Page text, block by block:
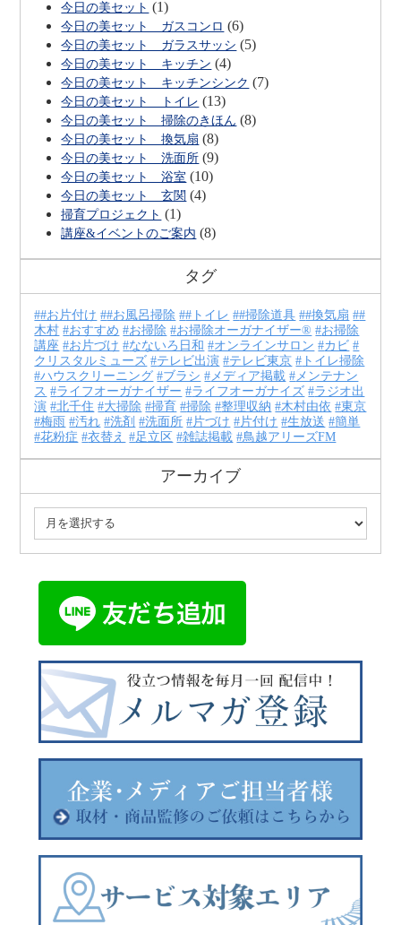
今日の美セット (1)
今日の美セット ガスコンロ (6)
今日の美セット ガラスサッシ (5)
今日の美セット キッチン (4)
今日の美セット キッチンシンク (7)
今日の美セット トイレ (13)
今日の美セット 掃除のきほん (8)
今日の美セット 換気扇 (8)
今日の美セット 洗面所 (9)
今日の美セット 浴室 (10)
今日の美セット 玄関 (4)
掃育プロジェクト (1)
講座&イベントのご案内 (8)
タグ
#お片付け #お風呂掃除 #トイレ #掃除道具 #換気扇
#
木村
おすすめ お掃除 お掃除オーガナイザー®
お掃除
講座
お片づけ なないろ日和 オンラインサロン
カビ
クリスタルミューズ
テレビ出演 テレビ東京
トイレ掃除
ハウスクリーニング
ブラシ メディア掲載
メンテナン
ス
ライフオーガナイザー ライフオーガナイズ
ラジオ出
演
北千住 大掃除 掃育 掃除 整理収納 木村由依
東京
梅雨
汚れ 洗剤 洗面所 片づけ 片付け 生放送
簡単
花粉症
衣替え 足立区 雑誌掲載 鳥越アリーズFM
アーカイブ